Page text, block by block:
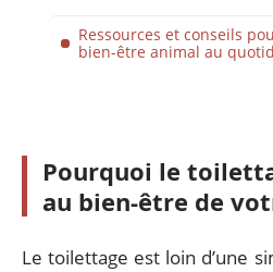
Ressources et conseils
bien-être animal au
Pourquoi le
au bien-être de
Le toilettage est loin d’une